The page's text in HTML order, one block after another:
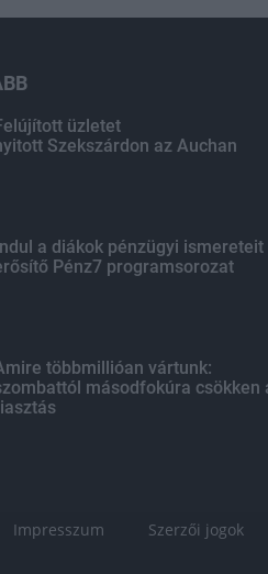
üzletet
Szekszárdon az Auchan
a diákok pénzügyi ismereteit
Pénz7 programsorozat
többmillióan vártunk:
másodfokúra csökken
Impresszum Szerzői jogok